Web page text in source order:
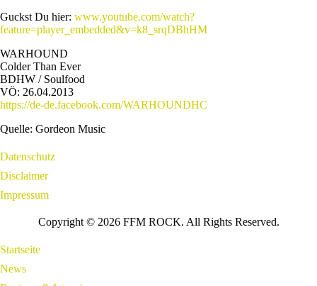
Guckst Du hier: www.youtube.com/watch?
feature=player_embedded&v=k8_srqDBhHM
WARHOUND
Colder Than Ever
BDHW / Soulfood
VÖ: 26.04.2013
https://de-de.facebook.com/WARHOUNDHC
Quelle: Gordeon Music
Datenschutz
Disclaimer
Impressum
Copyright © 2026 FFM ROCK. All Rights Reserved.
Startseite
News